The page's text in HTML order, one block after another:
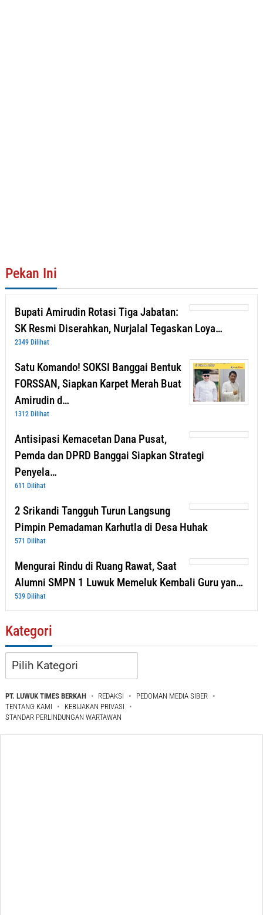
Pekan Ini
Bupati Amirudin Rotasi Tiga Jabatan:
SK Resmi Diserahkan, Nurjalal Tegaskan Loya…
2349 Dilihat
Satu Komando! SOKSI Banggai Bentuk
FORSSAN, Siapkan Karpet Merah Buat
Amirudin d…
1312 Dilihat
Antisipasi Kemacetan Dana Pusat,
Pemda dan DPRD Banggai Siapkan Strategi
Penyela…
611 Dilihat
2 Srikandi Tangguh Turun Langsung
Pimpin Pemadaman Karhutla di Desa Huhak
571 Dilihat
Mengurai Rindu di Ruang Rawat, Saat
Alumni SMPN 1 Luwuk Memeluk Kembali Guru yan…
539 Dilihat
Kategori
Kategori
PT. LUWUK TIMES BERKAH REDAKSI
PEDOMAN MEDIA SIBER
TENTANG KAMI
KEBIJAKAN PRIVASI
STANDAR PERLINDUNGAN WARTAWAN